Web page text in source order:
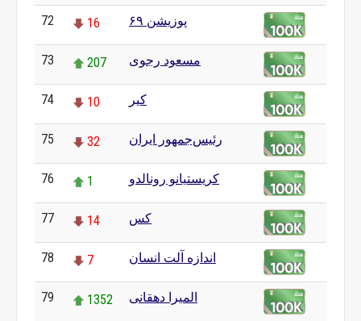
72 16 پوزیشن ۶۹
73 207 مسعود رجوی
74 10 کیر
75 32 رئیس‌جمهور ایران
76 1 کریستیانو رونالدو
77 14 کس
78 7 اندازه آلت انسان
79 1352 المیرا دهقانی